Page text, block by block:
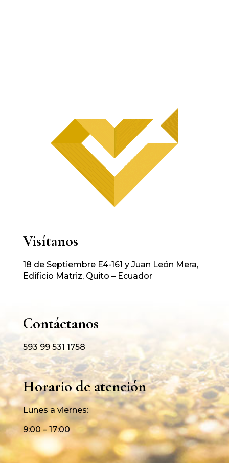
Visítanos
18 de Septiembre E4-161 y Juan León Mera,
Edificio Matriz, Quito – Ecuador
Contáctanos
593 99 531 1758
Horario de atención
Lunes a viernes:
9:00 – 17:00